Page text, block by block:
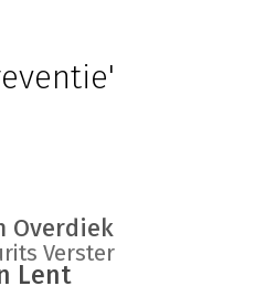
Lent
Overdiek
Verster